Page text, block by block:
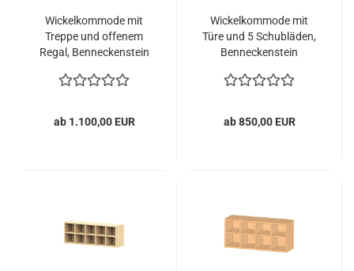
Wickelkommode mit
Treppe und offenem
Regal, Benneckenstein
ab 1.100,00 EUR
Wickelkommode mit
Türe und 5 Schubläden,
Benneckenstein
ab 850,00 EUR